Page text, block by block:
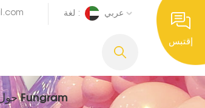
إقتبس
لغة : عربي
حول Fungram